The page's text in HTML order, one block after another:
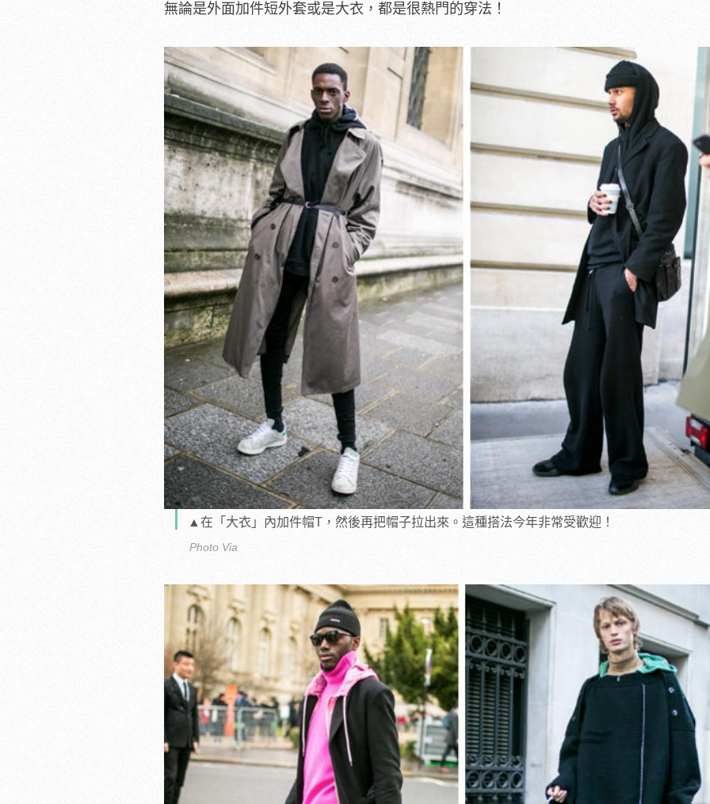
無論是外面加件短外套或是大衣，都是很熱門的穿法！
▲在「大衣」內加件帽T，然後再把帽子拉出來。這種搭法今年非常受歡迎！
Photo Via